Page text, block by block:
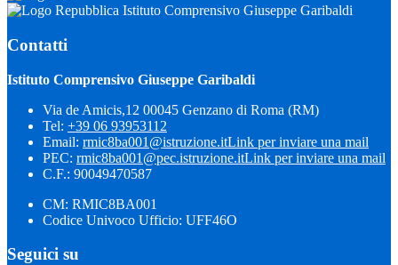
Istituto Comprensivo Giuseppe Garibaldi
Contatti
Istituto Comprensivo Giuseppe Garibaldi
Via de Amicis,12 00045 Genzano di Roma (RM)
Tel: +39 06 93953112
Email: rmic8ba001@istruzione.itLink per inviare una mail
PEC: rmic8ba001@pec.istruzione.itLink per inviare una mail
C.F.: 90049470587
CM: RMIC8BA001
Codice Univoco Ufficio: UFF46O
Seguici su